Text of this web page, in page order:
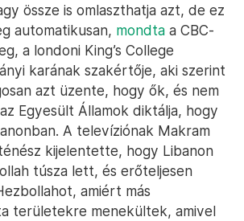
össze is omlaszthatja azt, de ez
automatikusan, mondta a CBC-
a londoni King’s College
karának szakértője, aki szerint
azt üzente, hogy ők, és nem
Egyesült Államok diktálja, hogy
A televíziónak Makram
kijelentette, hogy Libanon
túsza lett, és erőteljesen
amiért más
területekre menekültek, amivel